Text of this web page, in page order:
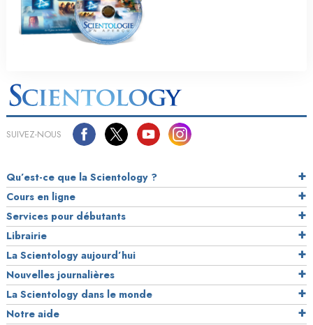
SUIVEZ-NOUS
Qu’est-ce que la Scientology ?
Cours en ligne
Services pour débutants
Librairie
La Scientology aujourd’hui
Nouvelles journalières
La Scientology dans le monde
Notre aide